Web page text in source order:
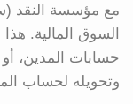
مع مؤسسة النقد
السوق المالية.
حسابات المدين،
وتحويله لحساب